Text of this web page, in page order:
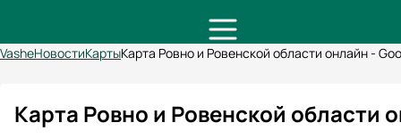
VasheНовостиКартыКарта Ровно и Ровенской области онлайн -
Карта Ровно и Ровенской области